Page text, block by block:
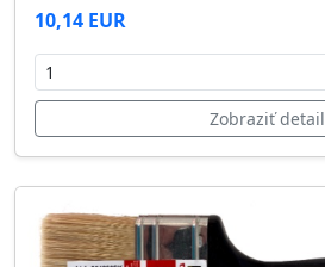
10,14 EUR
Zobraziť detail